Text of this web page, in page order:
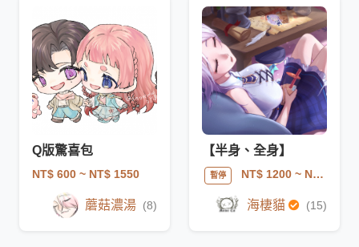
Q版驚喜包
NT$ 600 ~ NT$ 1550
蘑菇濃湯 (8)
【半身、全身】
暫停 NT$ 1200~ NT$ 2100
海棲貓 (15)